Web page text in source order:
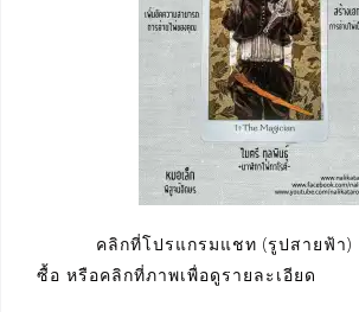
คลิกที่โปรแกรมแชท (รูปสาย
ซื้อ หรือคลิกที่ภาพเพื่อดูรายละเอียด